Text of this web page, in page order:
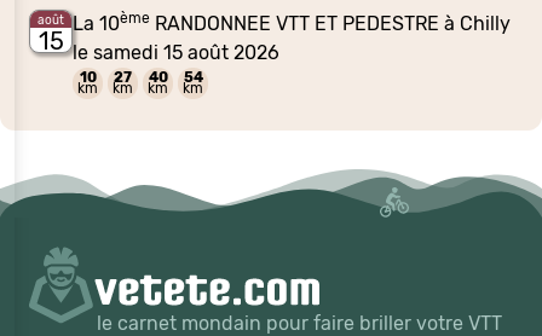
août
15
La 10ème RANDONNEE VTT ET PEDESTRE à Chilly
le samedi 15 août 2026
10
km
27
km
40
km
54
km
le carnet mondain pour faire briller votre VTT